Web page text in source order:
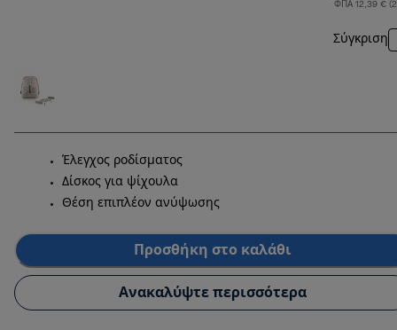
ΦΠΑ 12,39 €
Σύγκριση
Έλεγχος ροδίσματος
Δίσκος για ψίχουλα
Θέση επιπλέον ανύψωσης
Προσθήκη στο καλάθι
Ανακαλύψτε περισσότερα